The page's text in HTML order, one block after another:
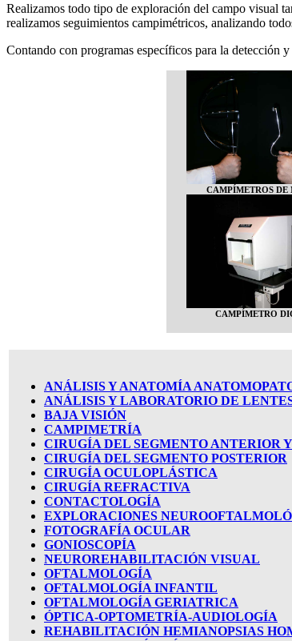
Realizamos todo tipo de exploración del campo visual
realizamos seguimientos campimétricos, analizando
Contando con programas específicos para la detección
CAMPÍMETROS DE
CAMPÍMETRO
ANÁLISIS Y ANATOMÍA
ANÁLISIS Y LABORATORIO DE
BAJA VISIÓN
CAMPIMETRÍA
CIRUGÍA DEL SEGMENTO ANTERIOR
CIRUGÍA DEL SEGMENTO POSTERIOR
CIRUGÍA OCULOPLÁSTICA
CIRUGÍA REFRACTIVA
CONTACTOLOGÍA
EXPLORACIONES
FOTOGRAFÍA OCULAR
GONIOSCOPÍA
NEUROREHABILITACIÓN VISUAL
OFTALMOLOGÍA
OFTALMOLOGÍA INFANTIL
OFTALMOLOGÍA GERIATRICA
ÓPTICA-OPTOMETRÍA-AUDIOLOGÍA
REHABILITACIÓN HEMIANOPSIAS